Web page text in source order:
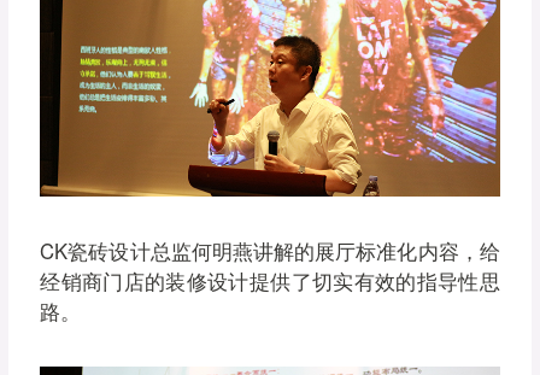
CK瓷砖设计总监何明燕讲解的展厅标准化内容，给
经销商门店的装修设计提供了切实有效的指导性思
路。